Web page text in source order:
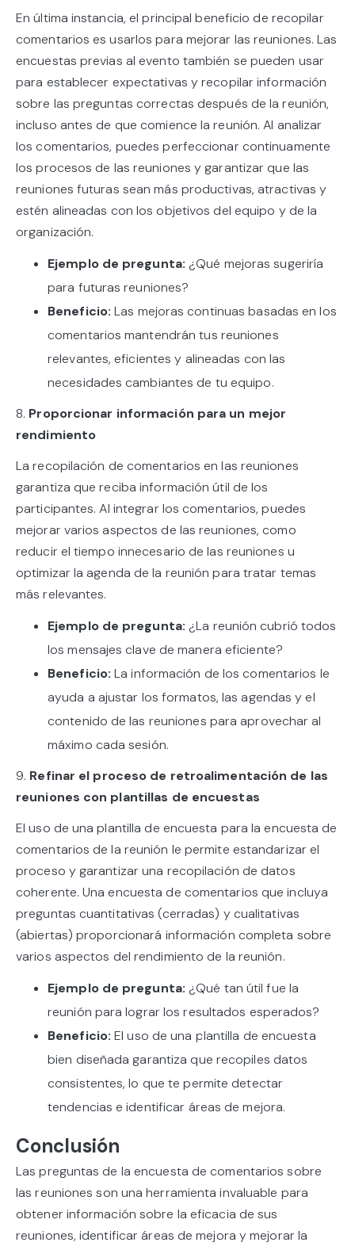
En última instancia, el principal beneficio de recopilar
comentarios es usarlos para mejorar las reuniones. Las
encuestas previas al evento también se pueden usar
para establecer expectativas y recopilar información
sobre las preguntas correctas después de la reunión,
incluso antes de que comience la reunión. Al analizar
los comentarios, puedes perfeccionar continuamente
los procesos de las reuniones y garantizar que las
reuniones futuras sean más productivas, atractivas y
estén alineadas con los objetivos del equipo y de la
organización.
Ejemplo de pregunta: ¿Qué mejoras sugeriría
para futuras reuniones?
Beneficio: Las mejoras continuas basadas en los
comentarios mantendrán tus reuniones
relevantes, eficientes y alineadas con las
necesidades cambiantes de tu equipo.
8. Proporcionar información para un mejor
rendimiento
La recopilación de comentarios en las reuniones
garantiza que reciba información útil de los
participantes. Al integrar los comentarios, puedes
mejorar varios aspectos de las reuniones, como
reducir el tiempo innecesario de las reuniones u
optimizar la agenda de la reunión para tratar temas
más relevantes.
Ejemplo de pregunta: ¿La reunión cubrió todos
los mensajes clave de manera eficiente?
Beneficio: La información de los comentarios le
ayuda a ajustar los formatos, las agendas y el
contenido de las reuniones para aprovechar al
máximo cada sesión.
9. Refinar el proceso de retroalimentación de las
reuniones con plantillas de encuestas
El uso de una plantilla de encuesta para la encuesta de
comentarios de la reunión le permite estandarizar el
proceso y garantizar una recopilación de datos
coherente. Una encuesta de comentarios que incluya
preguntas cuantitativas (cerradas) y cualitativas
(abiertas) proporcionará información completa sobre
varios aspectos del rendimiento de la reunión.
Ejemplo de pregunta: ¿Qué tan útil fue la
reunión para lograr los resultados esperados?
Beneficio: El uso de una plantilla de encuesta
bien diseñada garantiza que recopiles datos
consistentes, lo que te permite detectar
tendencias e identificar áreas de mejora.
Conclusión
Las preguntas de la encuesta de comentarios sobre
las reuniones son una herramienta invaluable para
obtener información sobre la eficacia de sus
reuniones, identificar áreas de mejora y mejorar la